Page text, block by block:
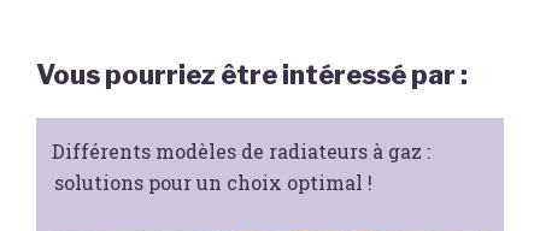
Vous pourriez être intéressé par :
Différents modèles de radiateurs à gaz :
solutions pour un choix optimal !